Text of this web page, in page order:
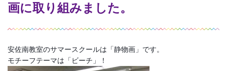
画に取り組みました。
安佐南教室のサマースクールは「静物画」です。
モチーフテーマは「ビーチ」！